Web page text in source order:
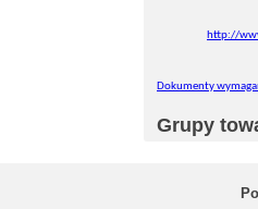
http://
Dokumenty
Grupy